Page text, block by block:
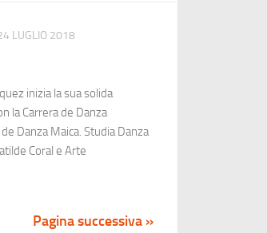
LUGLIO 2018
inizia la sua solida
la Carrera de Danza
Danza Maica. Studia Danza
Coral e Arte
Pagina successiva »